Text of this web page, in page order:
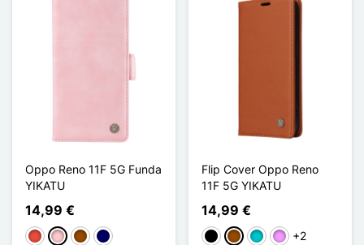
Oppo Reno 11F 5G Funda
YIKATU
14,99 €
RojoRosaMarrónAzul marino
Flip Cover Oppo Reno
11F 5G YIKATU
14,99 €
NegroMarrónTurquesaMorado claro
+2